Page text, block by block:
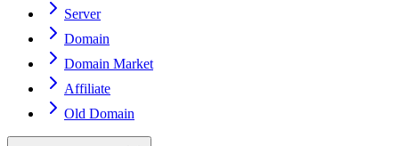
Server
Domain
Domain Market
Affiliate
Old Domain